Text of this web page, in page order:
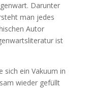
Darunter
man jedes
Autor
ist
sich ein Vakuum in
wieder gefüllt